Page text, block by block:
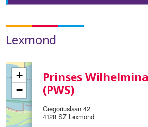
Lexmond
Prinses Wilhelmina
(PWS)
Gregoriuslaan 42
4128 SZ Lexmond
+
−